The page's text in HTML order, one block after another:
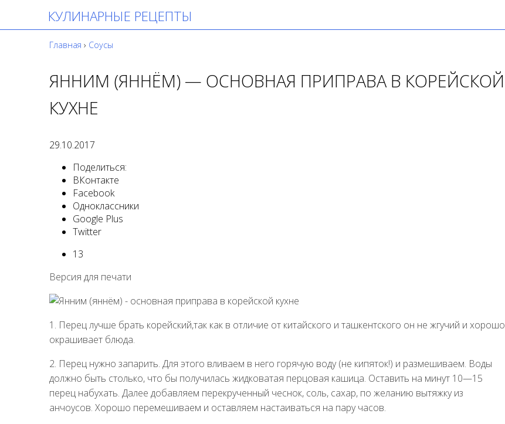
КУЛИНАРНЫЕ РЕЦЕПТЫ
Главная › Соусы
ЯННИМ (ЯННЁМ) — ОСНОВНАЯ ПРИПРАВА В КОРЕЙСКОЙ
КУХНЕ
29.10.2017
Поделиться:
ВКонтакте
Facebook
Одноклассники
Google Plus
Twitter
13
Версия для печати
1. Перец лучше брать корейский,так как в отличие от китайского и ташкентского он не жгучий и хорошо
окрашивает блюда.
2. Перец нужно запарить. Для этого вливаем в него горячую воду (не кипяток!) и размешиваем. Воды
должно быть столько, что бы получилась жидковатая перцовая кашица. Оставить на минут 10—15
перец набухать. Далее добавляем перекрученный чеснок, соль, сахар, по желанию вытяжку из
анчоусов. Хорошо перемешиваем и оставляем настаиваться на пару часов.